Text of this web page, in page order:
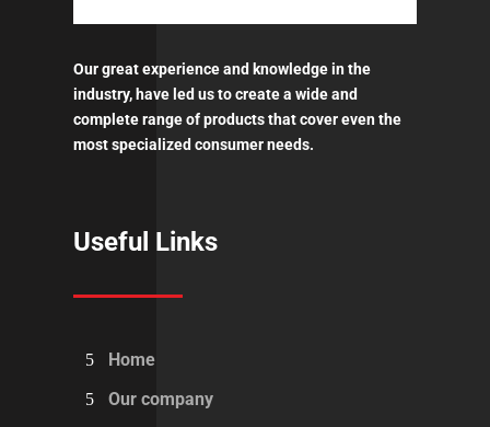
Our great experience and knowledge in the
industry, have led us to create a wide and
complete range of products that cover even the
most specialized consumer needs.
Useful Links
Home
Our company